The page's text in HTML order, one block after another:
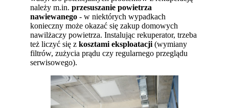
należy m.in.przesuszanie powietrza
nawiewanego - w niektórych wypadkach
konieczny może okazać się zakup domowych
nawilżaczy powietrza. Instalując rekuperator, trzeba
też liczyć się zkosztami eksploatacji (wymiany
filtrów, zużycia prądu czy regularnego przeglądu
serwisowego).